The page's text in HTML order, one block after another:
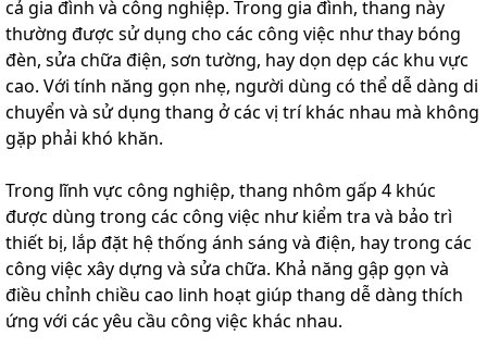
cả gia đình và công nghiệp. Trong gia đình, thang này
thường được sử dụng cho các công việc như thay bóng
đèn, sửa chữa điện, sơn tường, hay dọn dẹp các khu vực
cao. Với tính năng gọn nhẹ, người dùng có thể dễ dàng di
chuyển và sử dụng thang ở các vị trí khác nhau mà không
gặp phải khó khăn.
Trong lĩnh vực công nghiệp, thang nhôm gấp 4 khúc
được dùng trong các công việc như kiểm tra và bảo trì
thiết bị, lắp đặt hệ thống ánh sáng và điện, hay trong các
công việc xây dựng và sửa chữa. Khả năng gập gọn và
điều chỉnh chiều cao linh hoạt giúp thang dễ dàng thích
ứng với các yêu cầu công việc khác nhau.